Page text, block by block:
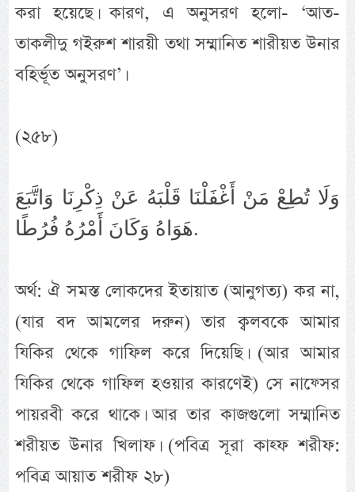
করা হয়েছে। কারণ, এ অনুসরণ হলো- ‘আত-
তাকলীদু গইরুশ শারয়ী তথা সম্মানিত শারীয়ত উনার
বহির্ভূত অনুসরণ’।
(২৫৮)
وَلَا تُطِعْ مَنْ أَغْفَلْنَا قَلْبَهُ عَنْ ذِكْرِنَا وَاتَّبَعَ
هَوَاهُ وَكَانَ أَمْرُهُ فُرُطًا.
অর্থ: ঐ সমস্ত লোকদের ইতায়াত (আনুগত্য) কর না,
(যার বদ আমলের দরুন) তার ক্বলবকে আমার
যিকির থেকে গাফিল করে দিয়েছি। (আর আমার
যিকির থেকে গাফিল হওয়ার কারণেই) সে নাফ্সের
পায়রবী করে থাকে। আর তার কাজগুলো সম্মানিত
শরীয়ত উনার খিলাফ। (পবিত্র সূরা কাহ্ফ শরীফ:
পবিত্র আয়াত শরীফ ২৮)